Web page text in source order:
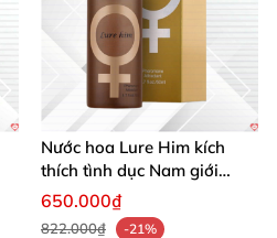
Nước hoa Lure Him kích
thích tình dục Nam giới
không mùi loại cực mạnh
650.000₫
822.000₫
-21%